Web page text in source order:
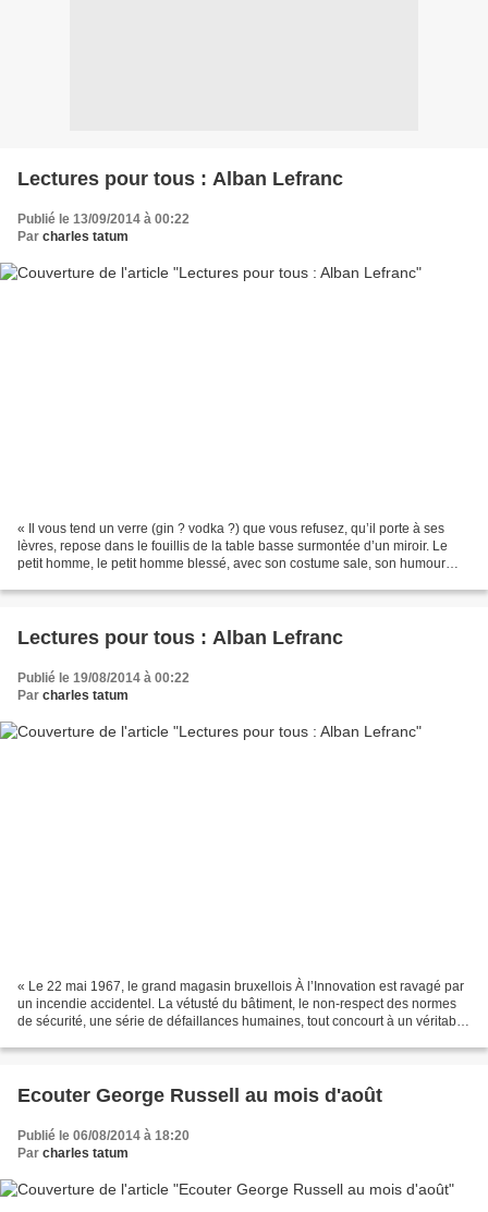
Lectures pour tous : Alban Lefranc
Publié le 13/09/2014 à 00:22
Par charles tatum
« Il vous tend un verre (gin ? vodka ?) que vous refusez, qu’il porte à ses
lèvres, repose dans le fouillis de la table basse surmontée d’un miroir. Le
petit homme, le petit homme blessé, avec son costume sale, son humour
Lectures pour tous : Alban Lefranc
Publié le 19/08/2014 à 00:22
Par charles tatum
« Le 22 mai 1967, le grand magasin bruxellois À l’Innovation est ravagé par
un incendie accidentel. La vétusté du bâtiment, le non-respect des normes
de sécurité, une série de défaillances humaines, tout concourt à un véritable
Ecouter George Russell au mois d'août
Publié le 06/08/2014 à 18:20
Par charles tatum